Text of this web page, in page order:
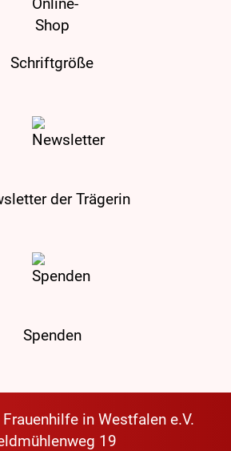
Schriftgröße
der Trägerin
Spenden
in Westfalen e.V.
19